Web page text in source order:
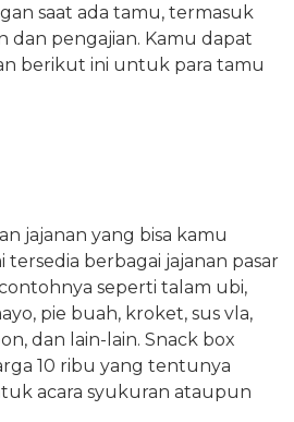
saat ada tamu, termasuk
dan pengajian. Kamu dapat
berikut ini untuk para tamu
jajanan yang bisa kamu
tersedia berbagai jajanan pasar
seperti talam ubi,
pie buah, kroket, sus vla,
dan lain-lain. Snack box
10 ribu yang tentunya
acara syukuran ataupun